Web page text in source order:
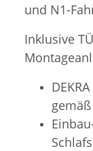
und N1-
Inklusive
gemäß